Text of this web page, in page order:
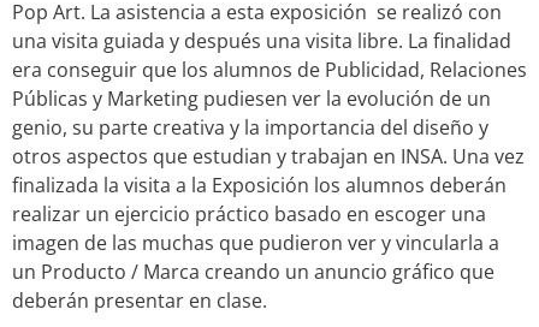
Pop Art. La asistencia a esta exposición se realizó con
una visita guiada y después una visita libre. La finalidad
era conseguir que los alumnos de Publicidad, Relaciones
Públicas y Marketing pudiesen ver la evolución de un
genio, su parte creativa y la importancia del diseño y
otros aspectos que estudian y trabajan en INSA. Una vez
finalizada la visita a la Exposición los alumnos deberán
realizar un ejercicio práctico basado en escoger una
imagen de las muchas que pudieron ver y vincularla a
un Producto / Marca creando un anuncio gráfico que
deberán presentar en clase.